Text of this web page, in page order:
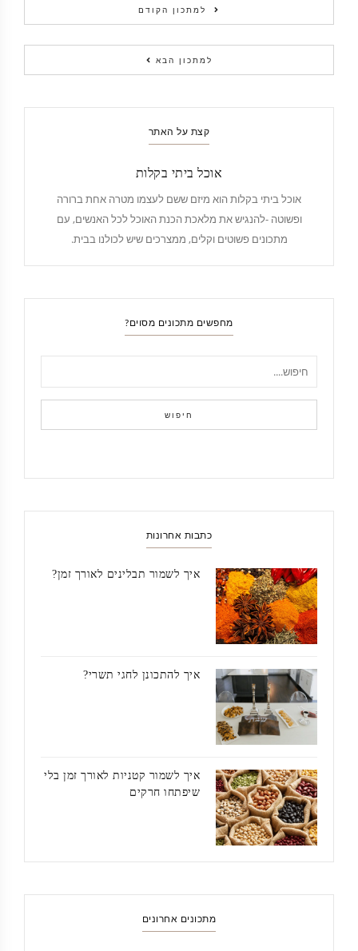
למתכון הקודם
למתכון הבא
קצת על האתר
אוכל ביתי בקלות
אוכל ביתי בקלות הוא מיזם ששם לעצמו מטרה אחת ברורה
ופשוטה -להנגיש את מלאכת הכנת האוכל לכל האנשים, עם
מתכונים פשוטים וקלים, ממצרכים שיש לכולנו בבית.
מחפשים מתכונים מסוים?
חיפוש
כתבות אחרונות
איך לשמור תבלינים לאורך זמן?
איך להתכונן לחגי תשרי?
איך לשמור קטניות לאורך זמן בלי
שיפתחו חרקים
מתכונים אחרונים